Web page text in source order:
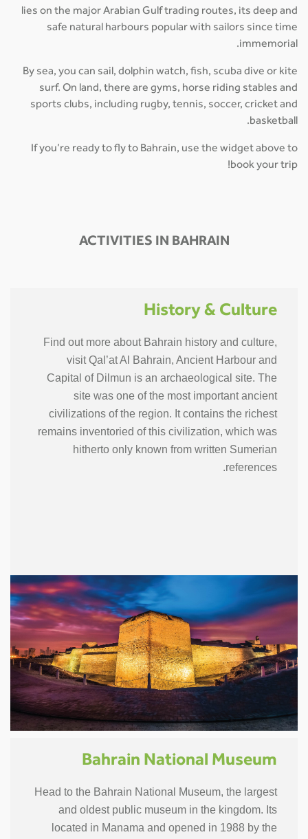
lies on the major Arabian Gulf trading routes, its deep and
safe natural harbours popular with sailors since time
immemorial.
By sea, you can sail, dolphin watch, fish, scuba dive or kite
surf. On land, there are gyms, horse riding stables and
sports clubs, including rugby, tennis, soccer, cricket and
basketball.
If you’re ready to fly to Bahrain, use the widget above to
book your trip!
ACTIVITIES IN BAHRAIN
History & Culture
Find out more about Bahrain history and culture,
visit Qal’at Al Bahrain, Ancient Harbour and
Capital of Dilmun is an archaeological site. The
site was one of the most important ancient
civilizations of the region. It contains the richest
remains inventoried of this civilization, which was
hitherto only known from written Sumerian
references.
Bahrain National Museum
Head to the Bahrain National Museum, the largest
and oldest public museum in the kingdom. Its
located in Manama and opened in 1988 by the